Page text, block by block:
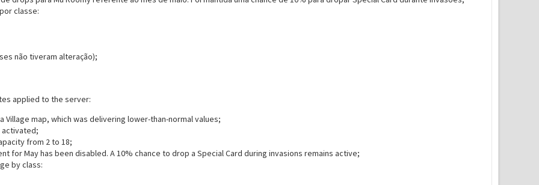
classe:
não tiveram alteração);
applied to the server:
Village map, which was delivering lower-than-normal values;
activated;
from 2 to 18;
for May has been disabled. A 10% chance to drop a Special Card during invasions remains active;
by class: